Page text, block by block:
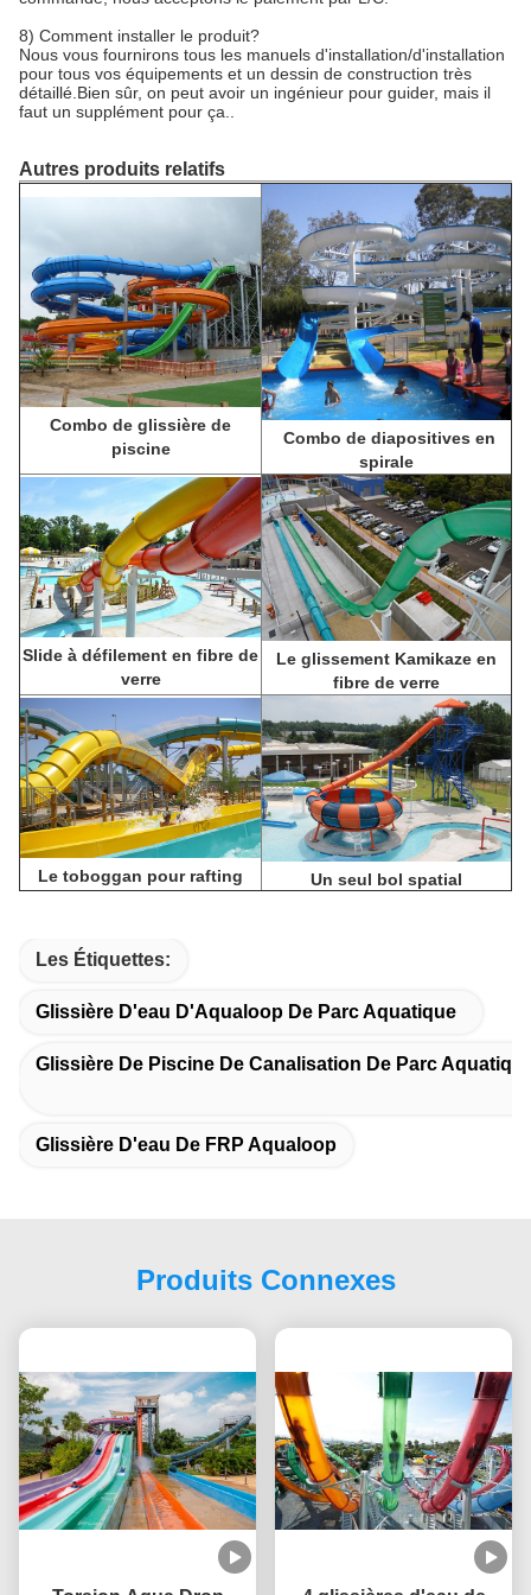
8) Comment installer le produit?
Nous vous fournirons tous les manuels d'installation/d'installation
pour tous vos équipements et un dessin de construction très
détaillé.Bien sûr, on peut avoir un ingénieur pour guider, mais il
faut un supplément pour ça..
Autres produits relatifs
Combo de glissière de
piscine
Combo de diapositives en
spirale
Slide à défilement en fibre de
verre
Le glissement Kamikaze en
fibre de verre
Le toboggan pour rafting Un seul bol spatial
Les Étiquettes:
Glissière D'eau D'Aqualoop De Parc Aquatique
Glissière De Piscine De Canalisation De Parc
Glissière D'eau De FRP Aqualoop
Produits Connexes